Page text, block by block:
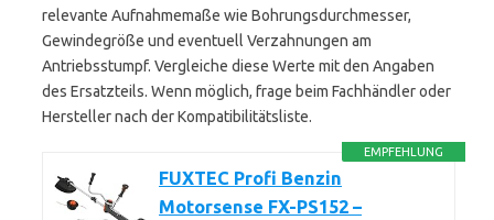
relevante Aufnahmemaße wie Bohrungsdurchmesser,
Gewindegröße und eventuell Verzahnungen am
Antriebsstumpf. Vergleiche diese Werte mit den Angaben
des Ersatzteils. Wenn möglich, frage beim Fachhändler oder
Hersteller nach der Kompatibilitätsliste.
EMPFEHLUNG
FUXTEC Profi Benzin
Motorsense FX-PS152 –